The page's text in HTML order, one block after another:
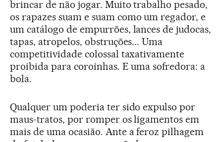
brincar de não jogar. Muito trabalho pesado,
os rapazes suam e suam como um regador, e
um catálogo de empurrões, lances de judocas,
tapas, atropelos, obstruções... Uma
competitividade colossal taxativamente
proibida para coroinhas. E uma sofredora: a
bola.
Qualquer um poderia ter sido expulso por
maus-tratos, por romper os ligamentos em
mais de uma ocasião. Ante a feroz pilhagem